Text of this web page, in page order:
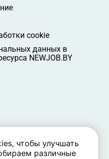
cookie
данных в
NEWJOB.BY
чтобы улучшать
различные